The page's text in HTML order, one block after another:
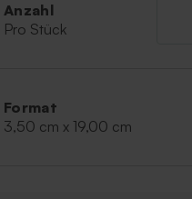
Anzahl
Pro Stück
Format
3,50 cm x 19,00 cm